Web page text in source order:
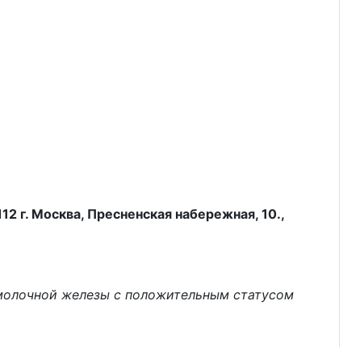
г. Москва, Пресненская набережная, 10.,
железы с положительным статусом